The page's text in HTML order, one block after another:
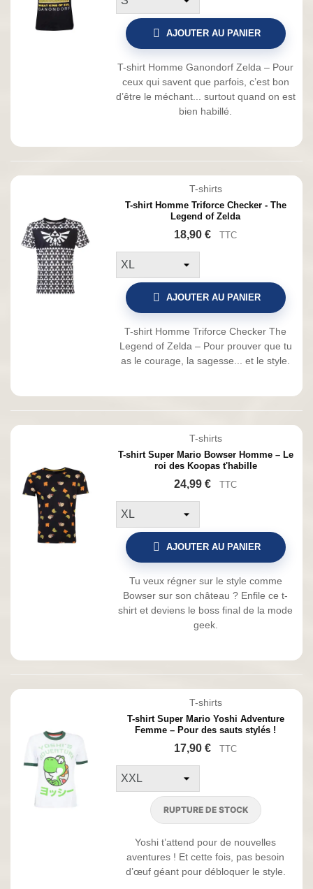
AJOUTER AU PANIER
T-shirt Homme Ganondorf Zelda – Pour
ceux qui savent que parfois, c’est bon
d’être le méchant... surtout quand on est
bien habillé.
T-shirts
T-shirt Homme Triforce Checker - The
Legend of Zelda
18,90 € TTC
AJOUTER AU PANIER
T-shirt Homme Triforce Checker The
Legend of Zelda – Pour prouver que tu
as le courage, la sagesse... et le style.
T-shirts
T-shirt Super Mario Bowser Homme – Le
roi des Koopas t'habille
24,99 € TTC
AJOUTER AU PANIER
Tu veux régner sur le style comme
Bowser sur son château ? Enfile ce t-
shirt et deviens le boss final de la mode
geek.
T-shirts
T-shirt Super Mario Yoshi Adventure
Femme – Pour des sauts stylés !
17,90 € TTC
RUPTURE DE STOCK
Yoshi t’attend pour de nouvelles
aventures ! Et cette fois, pas besoin
d’œuf géant pour débloquer le style.